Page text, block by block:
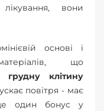
вони
основі і
що
клітину
повітря - має
один бонус у